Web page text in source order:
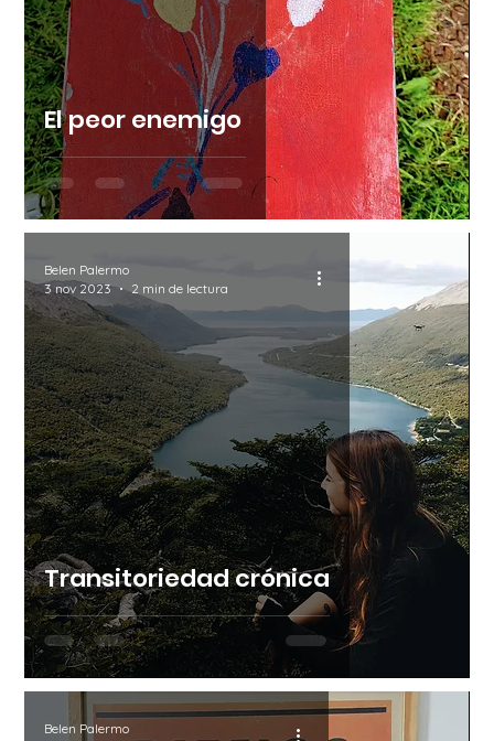
El peor enemigo
Transitoriedad crónica
Belen Palermo
3 nov 2023
2 min de lectura
Belen Palermo